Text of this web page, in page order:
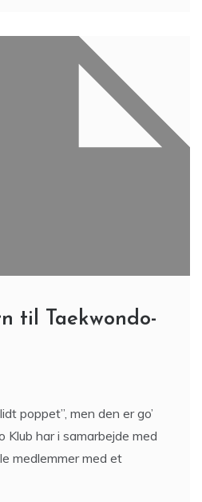
til Taekwondo-
poppet”, men den er go’
Klub har i samarbejde med
medlemmer med et